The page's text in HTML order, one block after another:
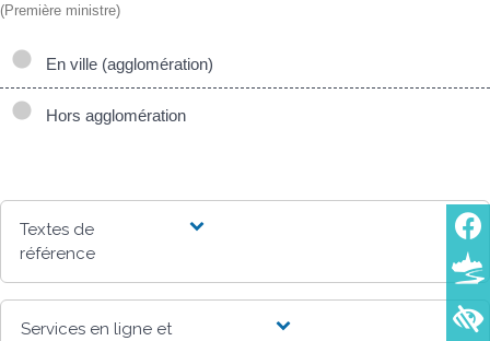
(Première ministre)
En ville (agglomération)
Hors agglomération
Textes de
référence
Services en ligne et